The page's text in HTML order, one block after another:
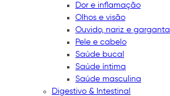
Dor e inflamação
Olhos e visão
Ouvido, nariz e garganta
Pele e cabelo
Saúde bucal
Saúde íntima
Saúde masculina
Digestivo & Intestinal